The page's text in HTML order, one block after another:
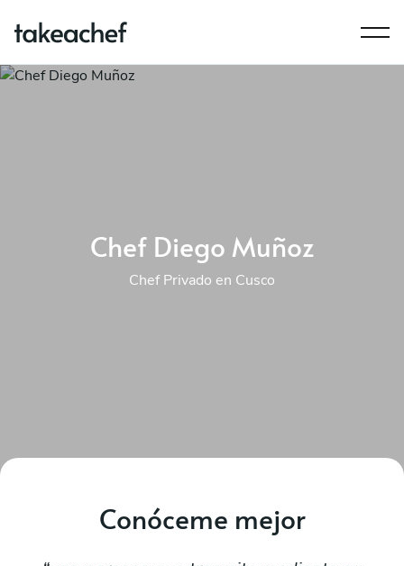
Chef Diego Muñoz
Chef Privado en Cusco
Conóceme mejor